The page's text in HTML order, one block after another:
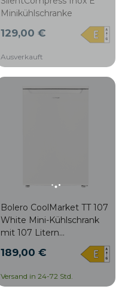
Minikühlschranke
129,00 €
Ausverkauft
Bolero CoolMarket TT 107
White Mini-Kühlschrank
mit 107 Litern
weißer Farbe, Klasse E,
Crisper Box,
189,00 €
Versand in 24-72 Std.